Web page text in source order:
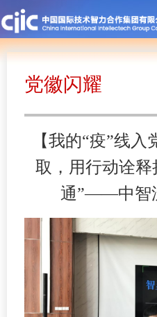
党徽闪耀
【我的“疫”线
取，用行动诠释
通”——中智